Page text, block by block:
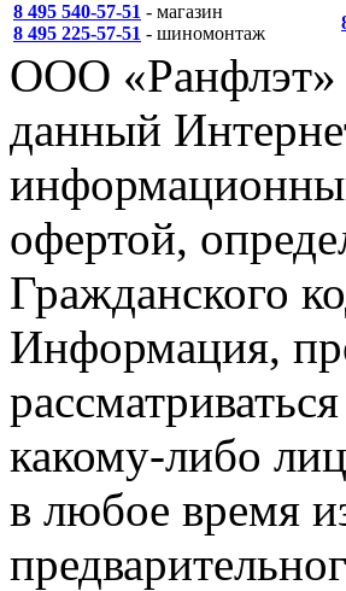
8 495 540-57-51 - магазин
8 495 225-57-51 - шиномонтаж
ООО «Ранфлэт»
данный
офертой,
Гражданского
Информация,
какому-либо
в любое время